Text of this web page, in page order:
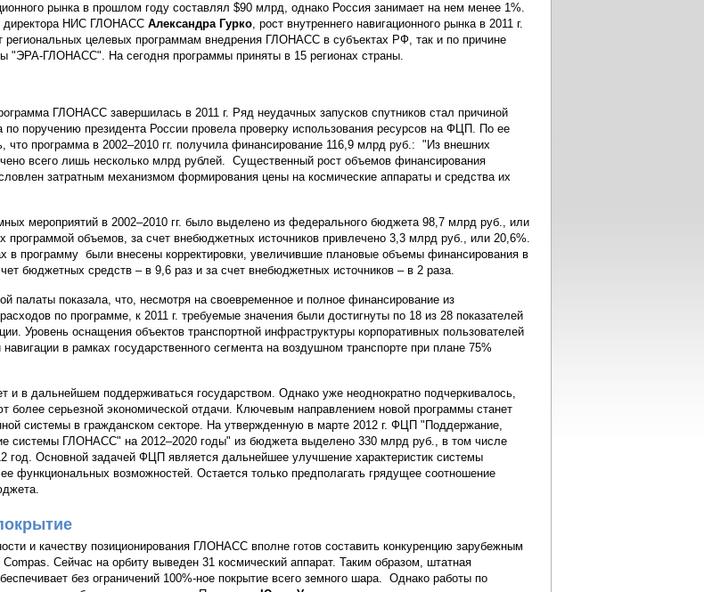
рынка в прошлом году составлял $90 млрд, однако Россия занимает на нем менее 1%.
директора НИС ГЛОНАСС Александра Гурко, рост внутреннего навигационного рынка в 2011 г.
региональных целевых программам внедрения ГЛОНАСС в субъектах РФ, так и по причине
"ЭРА-ГЛОНАСС". На сегодня программы приняты в 15 регионах страны.
ГЛОНАСС завершилась в 2011 г. Ряд неудачных запусков спутников стал причиной
по поручению президента России провела проверку использования ресурсов на ФЦП. По ее
что программа в 2002–2010 гг. получила финансирование 116,9 млрд руб.: "Из внешних
всего лишь несколько млрд рублей. Существенный рост объемов финансирования
затратным механизмом формирования цены на космические аппараты и средства их
мероприятий в 2002–2010 гг. было выделено из федерального бюджета 98,7 млрд руб., или
программой объемов, за счет внебюджетных источников привлечено 3,3 млрд руб., или 20,6%.
в программу были внесены корректировки, увеличившие плановые объемы финансирования в
бюджетных средств – в 9,6 раз и за счет внебюджетных источников – в 2 раза.
палаты показала, что, несмотря на своевременное и полное финансирование из
по программе, к 2011 г. требуемые значения были достигнуты по 18 из 28 показателей
Уровень оснащения объектов транспортной инфраструктуры корпоративных пользователей
в рамках государственного сегмента на воздушном транспорте при плане 75%
и в дальнейшем поддерживаться государством. Однако уже неоднократно подчеркивалось,
серьезной экономической отдачи. Ключевым направлением новой программы станет
системы в гражданском секторе. На утвержденную в марте 2012 г. ФЦП "Поддержание,
системы ГЛОНАСС" на 2012–2020 годы" из бюджета выделено 330 млрд руб., в том числе
год. Основной задачей ФЦП является дальнейшее улучшение характеристик системы
функциональных возможностей. Остается только предполагать грядущее соотношение
и качеству позиционирования ГЛОНАСС вполне готов составить конкуренцию зарубежным
Сейчас на орбиту выведен 31 космический аппарат. Таким образом, штатная
без ограничений 100%-ное покрытие всего земного шара. Однако работы по